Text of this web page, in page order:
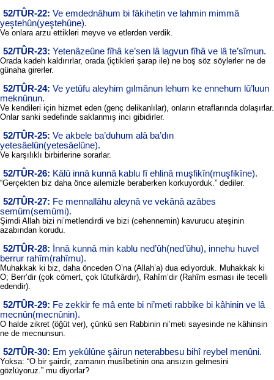
52/TÛR-22: Ve emdednâhum bi fâkihetin ve lahmin mimmâ
yeştehûn(yeştehûne).
Ve onlara arzu ettikleri meyve ve etlerden verdik.
52/TÛR-23: Yetenâzeûne fîhâ ke’sen lâ lagvun fîhâ ve lâ te’sîmun.
Orada kadeh kaldırırlar, orada (içtikleri şarap ile) ne boş söz söylerler ne de
günaha girerler.
52/TÛR-24: Ve yetûfu aleyhim gılmânun lehum ke ennehum lû’luun
meknûnun.
Ve kendileri için hizmet eden (genç delikanlılar), onların etraflarında dolaşırlar.
Onlar sanki sedefinde saklanmış inci gibidirler.
52/TÛR-25: Ve akbele ba’duhum alâ ba’dın
yetesâelûn(yetesâelûne).
Ve karşılıklı birbirlerine sorarlar.
52/TÛR-26: Kâlû innâ kunnâ kablu fî ehlinâ muşfikîn(muşfikîne).
“Gerçekten biz daha önce ailemizle beraberken korkuyorduk.” dediler.
52/TÛR-27: Fe mennallâhu aleynâ ve vekânâ azâbes
semûm(semûmi).
Şimdi Allah bizi ni’metlendirdi ve bizi (cehennemin) kavurucu ateşinin
azabından korudu.
52/TÛR-28: İnnâ kunnâ min kablu ned’ûh(ned’ûhu), innehu huvel
berrur rahîm(rahîmu).
Muhakkak ki biz, daha önceden O’na (Allah’a) dua ediyorduk. Muhakkak ki
O; Berr’dir (çok cömert, çok lütufkârdır), Rahîm’dir (Rahîm esması ile tecelli
edendir).
52/TÛR-29: Fe zekkir fe mâ ente bi ni’meti rabbike bi kâhinin ve lâ
mecnûn(mecnûnin).
O halde zikret (öğüt ver), çünkü sen Rabbinin ni’meti sayesinde ne kâhinsin
ne de mecnunsun.
52/TÛR-30: Em yekûlûne şâirun neterabbesu bihî reybel menûni.
Yoksa: “O bir şairdir, zamanın musîbetinin ona ansızın gelmesini
gözlüyoruz.” mu diyorlar?